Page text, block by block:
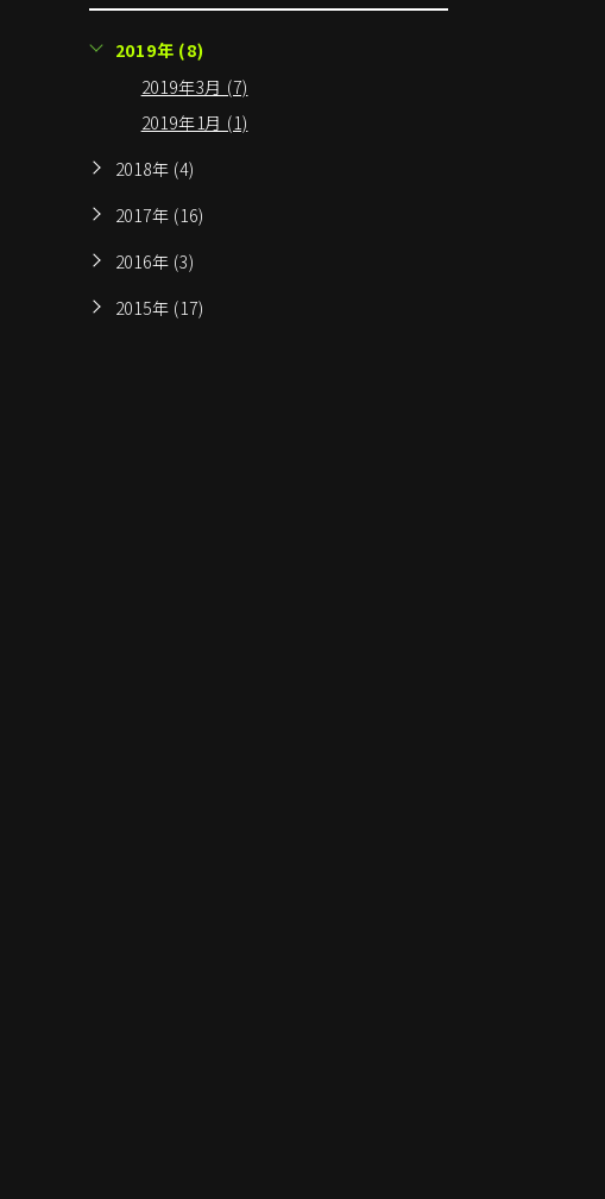
2019年 (8)
2019年3月 (7)
2019年1月 (1)
2018年 (4)
2017年 (16)
2016年 (3)
2015年 (17)